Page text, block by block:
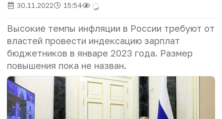
30.11.2022 15:54
Высокие темпы инфляции в России требуют от
властей провести индексацию зарплат
бюджетников в январе 2023 года. Размер
повышения пока не назван.